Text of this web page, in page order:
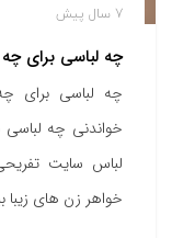
7 سال پیش
چه لباسی برای
چه لباسی برای
خواندنی چه
لباس سایت
خواهر زن های زیبا